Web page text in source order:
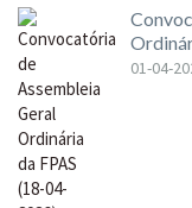
01-04-